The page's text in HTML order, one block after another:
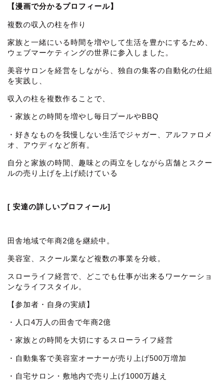
【漫画で分かるプロフィール】
複数の収入の柱を作り
家族と一緒にいる時間を増やして生活を豊かにするため、
ウェブマーケティングの世界に参入しました。
美容サロンを経営をしながら、独自の集客の自動化の仕組
を実践し、
収入の柱を複数作ることで、
・家族との時間を増やし毎日プールやBBQ
・好きなものを我慢しない生活でジャガー、アルファロメ
オ、アウディなど所有。
自分と家族の時間、趣味との両立をしながら店舗とスクー
ルの売り上げを上げ続けている
[ 安達の詳しいプロフィール]
田舎地域で年商2億を継続中。
美容室、スクール業など複数の事業を分岐。
スローライフ経営で、どこでも仕事が出来るワーケーショ
ンなライフスタイル。
【参加者・自身の実績】
・人口4万人の田舎で年商2億
・家族との時間を大切にするスローライフ経営
・自動集客で美容室オーナーが売り上げ500万増加
・自宅サロン・敷地内で売り上げ1000万越え